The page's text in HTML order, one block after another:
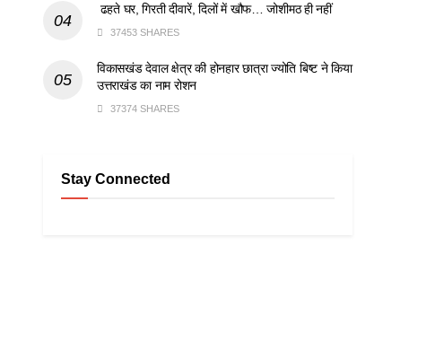
ढहते घर, गिरती दीवारें, दिलों में खौफ… जोशीमठ ही नहीं
37453 SHARES
विकासखंड देवाल क्षेत्र की होनहार छात्रा ज्योति बिष्ट ने किया
उत्तराखंड का नाम रोशन
37374 SHARES
Stay Connected